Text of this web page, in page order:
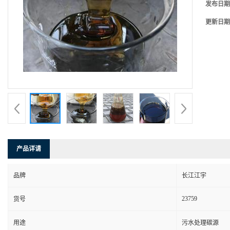
发布日
更新日
产品详请
品牌 长江江宇
货号 23759
用途 污水处理碳源